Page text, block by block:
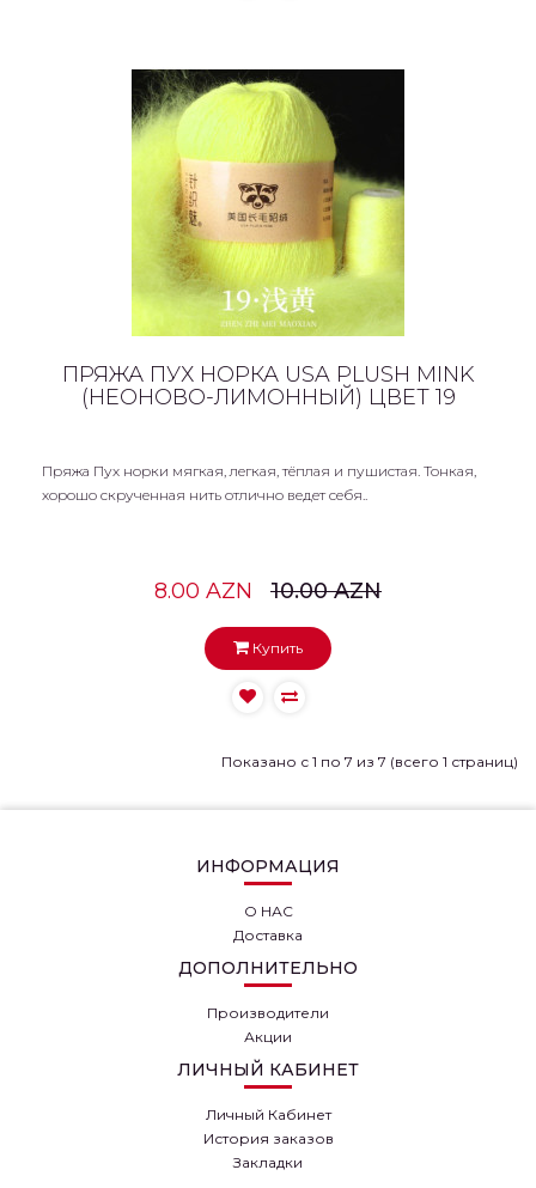
ПРЯЖА ПУХ НОРКА USA PLUSH MINK
(НЕОНОВО-ЛИМОННЫЙ) ЦВЕТ 19
Пряжа Пух норки мягкая, легкая, тёплая и пушистая. Тонкая,
хорошо скрученная нить отлично ведет себя..
8.00 AZN 10.00 AZN
Купить
Показано с 1 по 7 из 7 (всего 1 страниц)
ИНФОРМАЦИЯ
О НАС
Доставка
ДОПОЛНИТЕЛЬНО
Производители
Акции
ЛИЧНЫЙ КАБИНЕТ
Личный Кабинет
История заказов
Закладки